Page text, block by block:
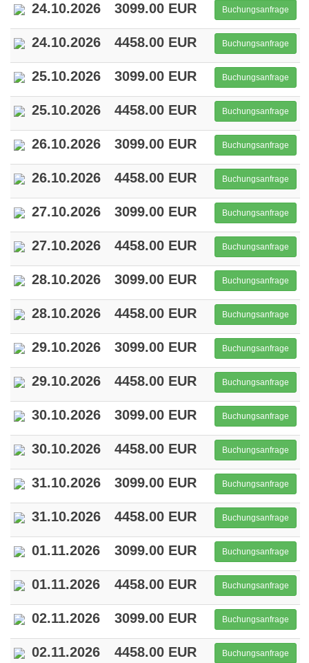
24.10.2026 3099.00 EUR Buchungsanfrage
24.10.2026 4458.00 EUR Buchungsanfrage
25.10.2026 3099.00 EUR Buchungsanfrage
25.10.2026 4458.00 EUR Buchungsanfrage
26.10.2026 3099.00 EUR Buchungsanfrage
26.10.2026 4458.00 EUR Buchungsanfrage
27.10.2026 3099.00 EUR Buchungsanfrage
27.10.2026 4458.00 EUR Buchungsanfrage
28.10.2026 3099.00 EUR Buchungsanfrage
28.10.2026 4458.00 EUR Buchungsanfrage
29.10.2026 3099.00 EUR Buchungsanfrage
29.10.2026 4458.00 EUR Buchungsanfrage
30.10.2026 3099.00 EUR Buchungsanfrage
30.10.2026 4458.00 EUR Buchungsanfrage
31.10.2026 3099.00 EUR Buchungsanfrage
31.10.2026 4458.00 EUR Buchungsanfrage
01.11.2026 3099.00 EUR Buchungsanfrage
01.11.2026 4458.00 EUR Buchungsanfrage
02.11.2026 3099.00 EUR Buchungsanfrage
02.11.2026 4458.00 EUR Buchungsanfrage